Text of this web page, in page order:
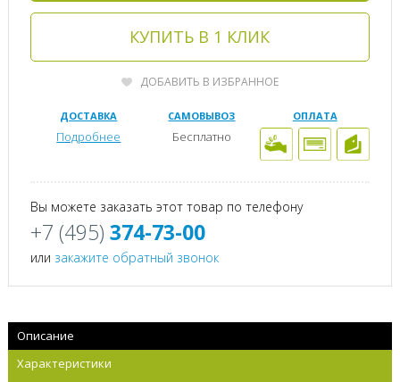
КУПИТЬ В 1 КЛИК
ДОБАВИТЬ В ИЗБРАННОЕ
ДОСТАВКА
Подробнее
САМОВЫВОЗ
Бесплатно
ОПЛАТА
Вы можете заказать этот товар по телефону
+7 (495) 374-73-00
или закажите обратный звонок
Описание
Характеристики